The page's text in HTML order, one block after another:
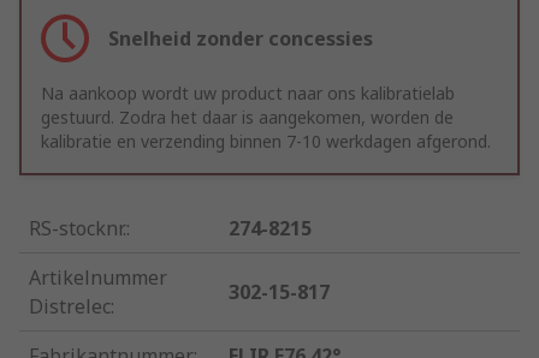
Snelheid zonder concessies
Na aankoop wordt uw product naar ons kalibratielab
gestuurd. Zodra het daar is aangekomen, worden de
kalibratie en verzending binnen 7-10 werkdagen afgerond.
RS-stocknr.:
274-8215
Artikelnummer
Distrelec:
302-15-817